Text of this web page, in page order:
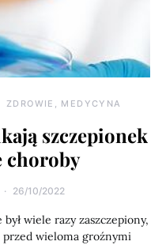
ZDROWIE, MEDYCYNA
szczepionek
choroby
26/10/2022
wiele razy zaszczepiony,
przed wieloma groźnymi